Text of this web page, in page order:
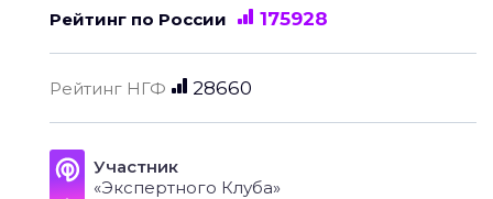
Рейтинг по России 175928
Рейтинг НГФ 28660
Участник
«Экспертного Клуба»